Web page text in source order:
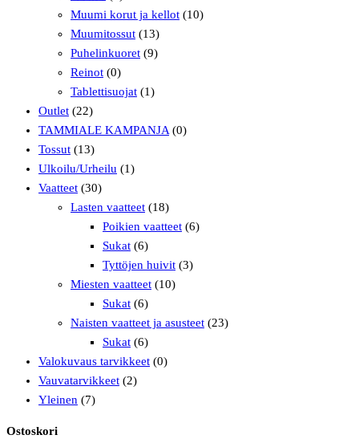
Muumi korut ja kellot (10)
Muumitossut (13)
Puhelinkuoret (9)
Reinot (0)
Tablettisuojat (1)
Outlet (22)
TAMMIALE KAMPANJA (0)
Tossut (13)
Ulkoilu/Urheilu (1)
Vaatteet (30)
Lasten vaatteet (18)
Poikien vaatteet (6)
Sukat (6)
Tyttöjen huivit (3)
Miesten vaatteet (10)
Sukat (6)
Naisten vaatteet ja asusteet (23)
Sukat (6)
Valokuvaus tarvikkeet (0)
Vauvatarvikkeet (2)
Yleinen (7)
Ostoskori